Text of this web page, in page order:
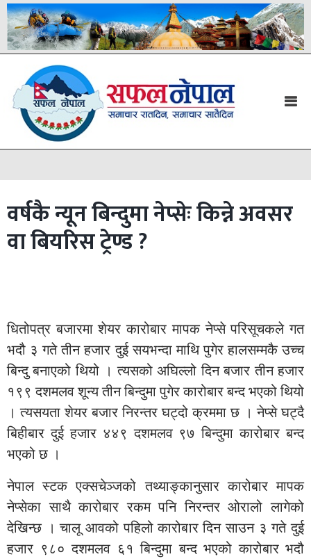
वर्षकै न्यून बिन्दुमा नेप्सेः किन्ने अवसर
वा बियरिस ट्रेण्ड ?
धितोपत्र बजारमा शेयर कारोबार मापक नेप्से परिसूचकले गत
भदौ ३ गते तीन हजार दुई सयभन्दा माथि पुगेर हालसम्मकै उच्च
बिन्दु बनाएको थियो । त्यसको अघिल्लो दिन बजार तीन हजार
१९९ दशमलव शून्य तीन बिन्दुमा पुगेर कारोबार बन्द भएको थियो
। त्यसयता शेयर बजार निरन्तर घट्दो क्रममा छ । नेप्से घट्दै
बिहीबार दुई हजार ४४९ दशमलव ९७ बिन्दुमा कारोबार बन्द
भएको छ ।
नेपाल स्टक एक्सचेञ्जको तथ्याङ्कानुसार कारोबार मापक
नेप्सेका साथै कारोबार रकम पनि निरन्तर ओरालो लागेको
देखिन्छ । चालू आवको पहिलो कारोबार दिन साउन ३ गते दुई
हजार ९८० दशमलव ६१ बिन्दुमा बन्द भएको कारोबार भदौ